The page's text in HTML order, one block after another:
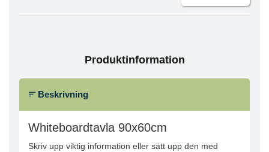
Produktinformation
Beskrivning
Whiteboardtavla 90x60cm
Skriv upp viktig information eller sätt upp den med